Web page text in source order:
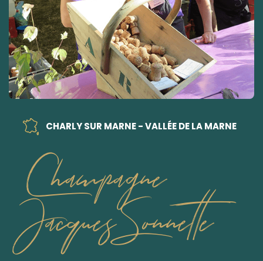
CHARLY SUR MARNE - VALLÉE DE LA MARNE
Champagne
Jacques Sonnette